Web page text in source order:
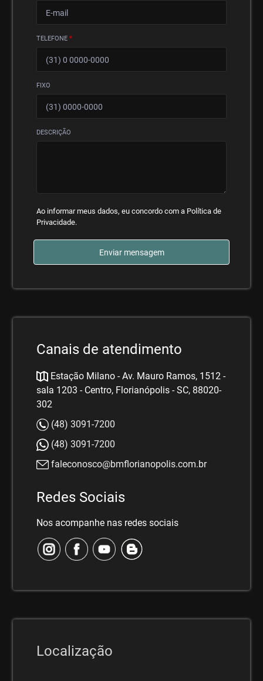
TELEFONE*
FIXO
DESCRIÇÃO
Ao informar meus dados, eu concordo com a Política de
Privacidade.
Enviar mensagem
Canais de atendimento
Estação Milano - Av. Mauro Ramos, 1512 -
sala 1203 - Centro, Florianópolis - SC, 88020-
302
(48) 3091-7200
(48) 3091-7200
faleconosco@bmflorianopolis.com.br
Redes Sociais
Nos acompanhe nas redes sociais
Localização